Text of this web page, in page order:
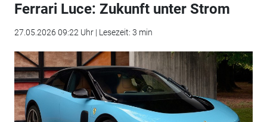
Ferrari Luce: Zukunft unter Strom
27.05.2026 09:22 Uhr | Lesezeit: 3 min